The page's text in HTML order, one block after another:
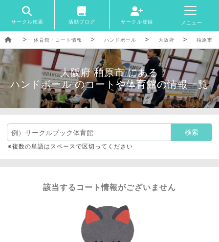
サークル検索 活動ブログ サークル登録 メニュー
体育館・コート情報 ハンドボール 大阪府 柏原市
大阪府 柏原市 にある
ハンドボール のコートや体育館の情報一覧
※複数の単語はスペースで区切ってください
該当するコート情報がございません